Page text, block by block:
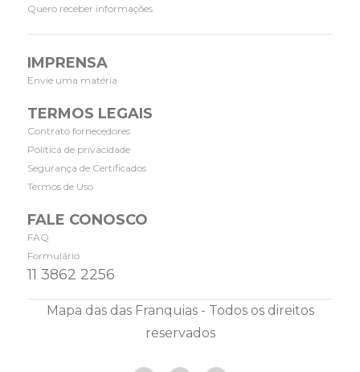
Quero receber informações
IMPRENSA
Envie uma matéria
TERMOS LEGAIS
Contrato fornecedores
Política de privacidade
Segurança de Certificados
Termos de Uso
FALE CONOSCO
FAQ
Formulário
11 3862 2256
Mapa das das Franquias - Todos os direitos
reservados